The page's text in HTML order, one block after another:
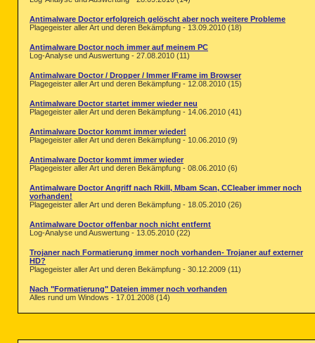
Antimalware Doctor erfolgreich gelöscht aber noch weitere Probleme
Plagegeister aller Art und deren Bekämpfung - 13.09.2010 (18)
Antimalware Doctor noch immer auf meinem PC
Log-Analyse und Auswertung - 27.08.2010 (11)
Antimalware Doctor / Dropper / Immer IFrame im Browser
Plagegeister aller Art und deren Bekämpfung - 12.08.2010 (15)
Antimalware Doctor startet immer wieder neu
Plagegeister aller Art und deren Bekämpfung - 14.06.2010 (41)
Antimalware Doctor kommt immer wieder!
Plagegeister aller Art und deren Bekämpfung - 10.06.2010 (9)
Antimalware Doctor kommt immer wieder
Plagegeister aller Art und deren Bekämpfung - 08.06.2010 (6)
Antimalware Doctor Angriff nach Rkill, Mbam Scan, CCleaber immer noch
vorhanden!
Plagegeister aller Art und deren Bekämpfung - 18.05.2010 (26)
Antimalware Doctor offenbar noch nicht entfernt
Log-Analyse und Auswertung - 13.05.2010 (22)
Trojaner nach Formatierung immer noch vorhanden- Trojaner auf externer
HD?
Plagegeister aller Art und deren Bekämpfung - 30.12.2009 (11)
Nach "Formatierung" Dateien immer noch vorhanden
Alles rund um Windows - 17.01.2008 (14)